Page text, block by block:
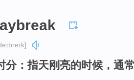
分：指天刚亮的时候，通